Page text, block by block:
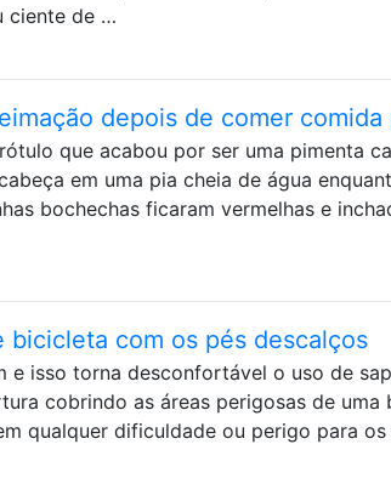
ciente de …
depois de comer comida
que acabou por ser uma pimenta
em uma pia cheia de água
bochechas ficaram vermelhas e
com os pés descalços
e isso torna desconfortável o uso de
cobrindo as áreas perigosas de uma
qualquer dificuldade ou perigo para os